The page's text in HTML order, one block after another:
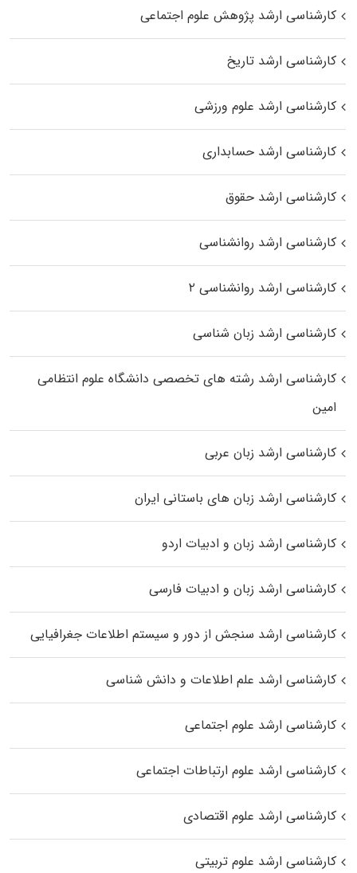
کارشناسی ارشد پژوهش علوم اجتماعی
کارشناسی ارشد تاریخ
کارشناسی ارشد علوم ورزشی
کارشناسی ارشد حسابداری
کارشناسی ارشد حقوق
کارشناسی ارشد روانشناسی
کارشناسی ارشد روانشناسی ۲
کارشناسی ارشد زبان شناسی
کارشناسی ارشد رﺷﺘﻪ ﻫﺎی تخصصی داﻧﺸﮕﺎه ﻋﻠﻮم انتظامی
اﻣﻴﻦ
کارشناسی ارشد زبان عربی
کارشناسی ارشد زبان‌ های باستانی ایران
کارشناسی ارشد زبان و ادبیات اردو
کارشناسی ارشد زبان و ادبیات فارسی
کارشناسی ارشد سنجش از دور و سیستم اطلاعات جغرافیایی
کارشناسی ارشد علم اطلاعات و دانش شناسی
کارشناسی ارشد علوم اجتماعی
کارشناسی ارشد علوم ارتباطات اجتماعی
کارشناسی ارشد علوم اقتصادی
کارشناسی ارشد علوم تربیتی